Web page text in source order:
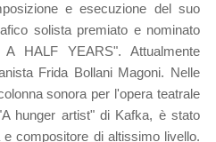
e esecuzione del suo
solista premiato e nominato
HALF YEARS". Attualmente
Frida Bollani Magoni. Nelle
sonora per l'opera teatrale
hunger artist" di Kafka, è stato
compositore di altissimo livello.